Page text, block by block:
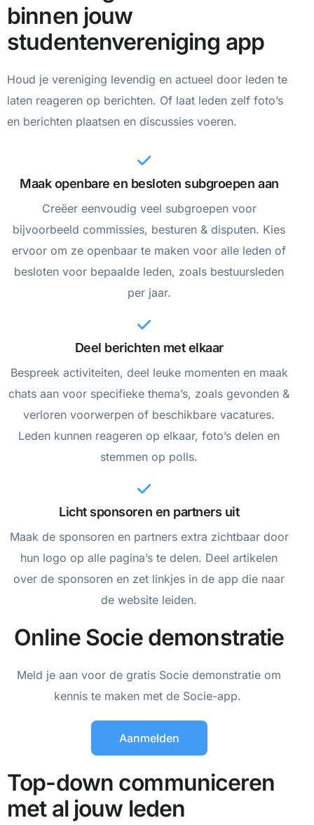
binnen jouw
studentenvereniging app
Houd je vereniging levendig en actueel door leden te
laten reageren op berichten. Of laat leden zelf foto’s
en berichten plaatsen en discussies voeren.
Maak openbare en besloten subgroepen aan
Creëer eenvoudig veel subgroepen voor
bijvoorbeeld commissies, besturen & disputen. Kies
ervoor om ze openbaar te maken voor alle leden of
besloten voor bepaalde leden, zoals bestuursleden
per jaar.
Deel berichten met elkaar
Bespreek activiteiten, deel leuke momenten en maak
chats aan voor specifieke thema’s, zoals gevonden &
verloren voorwerpen of beschikbare vacatures.
Leden kunnen reageren op elkaar, foto’s delen en
stemmen op polls.
Licht sponsoren en partners uit
Maak de sponsoren en partners extra zichtbaar door
hun logo op alle pagina’s te delen. Deel artikelen
over de sponsoren en zet linkjes in de app die naar
de website leiden.
Online Socie demonstratie
Meld je aan voor de gratis Socie demonstratie om
kennis te maken met de Socie-app.
Aanmelden
Top-down communiceren
met al jouw leden